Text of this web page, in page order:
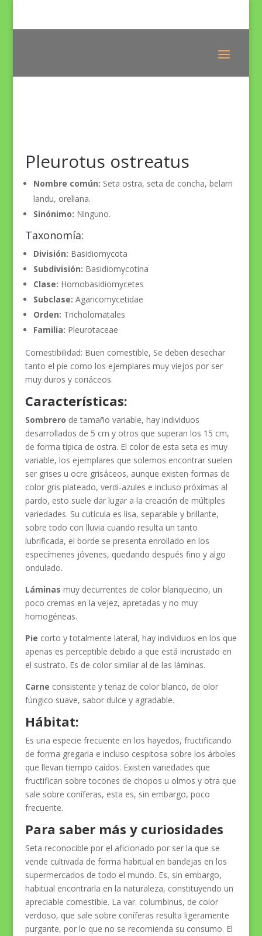
Pleurotus ostreatus
Nombre común: Seta ostra, seta de concha, belarri
landu, orellana.
Sinónimo: Ninguno.
Taxonomía:
División: Basidiomycota
Subdivisión: Basidiomycotina
Clase: Homobasidiomycetes
Subclase: Agaricomycetidae
Orden: Tricholomatales
Familia: Pleurotaceae
Comestibilidad: Buen comestible, Se deben desechar
tanto el pie como los ejemplares muy viejos por ser
muy duros y coriáceos.
Características:
Sombrero de tamaño variable, hay individuos
desarrollados de 5 cm y otros que superan los 15 cm,
de forma típica de ostra. El color de esta seta es muy
variable, los ejemplares que solemos encontrar suelen
ser grises u ocre grisáceos, aunque existen formas de
color gris plateado, verdi-azules e incluso próximas al
pardo, esto suele dar lugar a la creación de múltiples
variedades. Su cutícula es lisa, separable y brillante,
sobre todo con lluvia cuando resulta un tanto
lubrificada, el borde se presenta enrollado en los
especímenes jóvenes, quedando después fino y algo
ondulado.
Láminas muy decurrentes de color blanquecino, un
poco cremas en la vejez, apretadas y no muy
homogéneas.
Pie corto y totalmente lateral, hay individuos en los que
apenas es perceptible debido a que está incrustado en
el sustrato. Es de color similar al de las láminas.
Carne consistente y tenaz de color blanco, de olor
fúngico suave, sabor dulce y agradable.
Hábitat:
Es una especie frecuente en los hayedos, fructificando
de forma gregaria e incluso cespitosa sobre los árboles
que llevan tiempo caídos. Existen variedades que
fructifican sobre tocones de chopos u olmos y otra que
sale sobre coníferas, esta es, sin embargo, poco
frecuente.
Para saber más y curiosidades
Seta reconocible por el aficionado por ser la que se
vende cultivada de forma habitual en bandejas en los
supermercados de todo el mundo. Es, sin embargo,
habitual encontrarla en la naturaleza, constituyendo un
apreciable comestible. La var. columbinus, de color
verdoso, que sale sobre coníferas resulta ligeramente
purgante, por lo que no se recomienda su consumo. El